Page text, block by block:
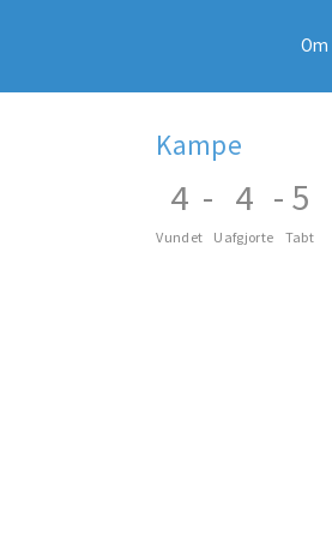
Om
Kampe
4
Vundet
- 4
Uafgjorte
- 5
Tabt